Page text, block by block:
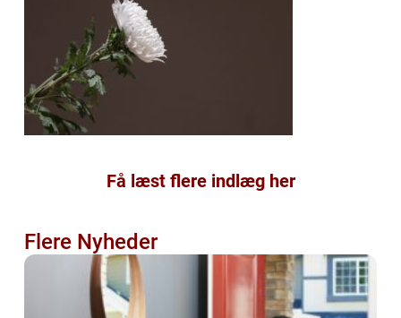
Få læst flere indlæg her
Flere Nyheder